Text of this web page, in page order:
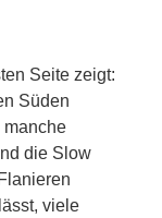
Seite zeigt:
Süden
manche
die Slow
viele